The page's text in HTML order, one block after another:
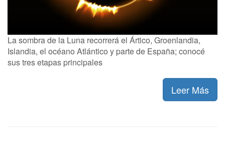
La sombra de la Luna recorrerá el Ártico, Groenlandia,
Islandia, el océano Atlántico y parte de España; conocé
sus tres etapas principales
Leer Más